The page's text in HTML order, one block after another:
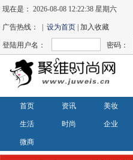
现在是：2026-08-08 12:22:38 星期六
广告热线： |设为首页 | 加入收藏
登陆用户名： 密码：
首页 资讯 美妆
生活 时尚 企业
微商